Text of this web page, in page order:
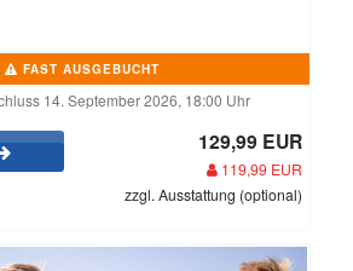
FAST AUSGEBUCHT
14. September 2026, 18:00 Uhr
129,99 EUR
119,99 EUR
zzgl. Ausstattung (optional)